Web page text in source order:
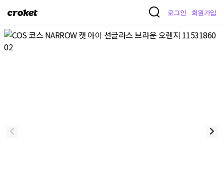
크
켓
로그인 회원가입